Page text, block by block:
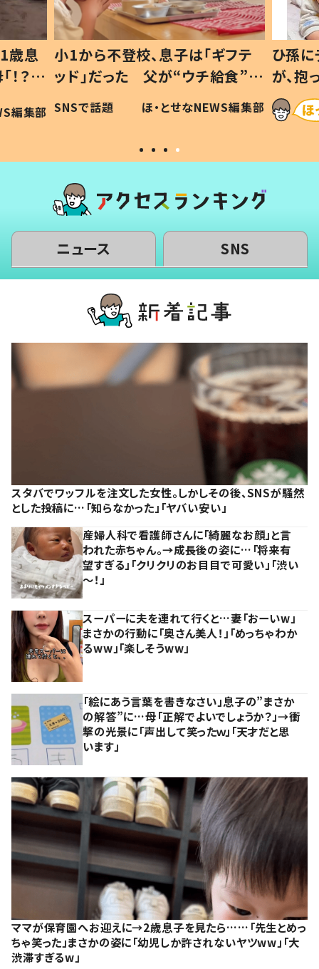
歳息
？」
編集部
小1から不登校、息子は「ギフテ
ッド」だった 父が“ウチ給食”を
作り続ける理由とは #令和の親
#令和の子
SNSで話題 ほ・とせなNEWS編集部
ひ孫
が、
「涙が
い」
ニュース SNS
スタバでワッフルを注文した女性。しかしその後、SNSが騒然
とした投稿に…「知らなかった」「ヤバい安い」
産婦人科で看護師さんに「綺麗なお顔」と言
われた赤ちゃん。→成長後の姿に…「将来有
望すぎる」「クリクリのお目目で可愛い」「渋い
～！」
スーパーに夫を連れて行くと…妻「おーいw」
まさかの行動に「奥さん美人！」「めっちゃわか
るww」「楽しそうww」
「絵にあう言葉を書きなさい」息子の”まさか
の解答”に…母「正解でよいでしょうか？」→衝
撃の光景に「声出して笑ったｗ」「天才だと思
います」
ママが保育園へお迎えに→2歳息子を見たら……「先生とめっ
ちゃ笑った」まさかの姿に「幼児しか許されないヤツww」「大
渋滞すぎるw」